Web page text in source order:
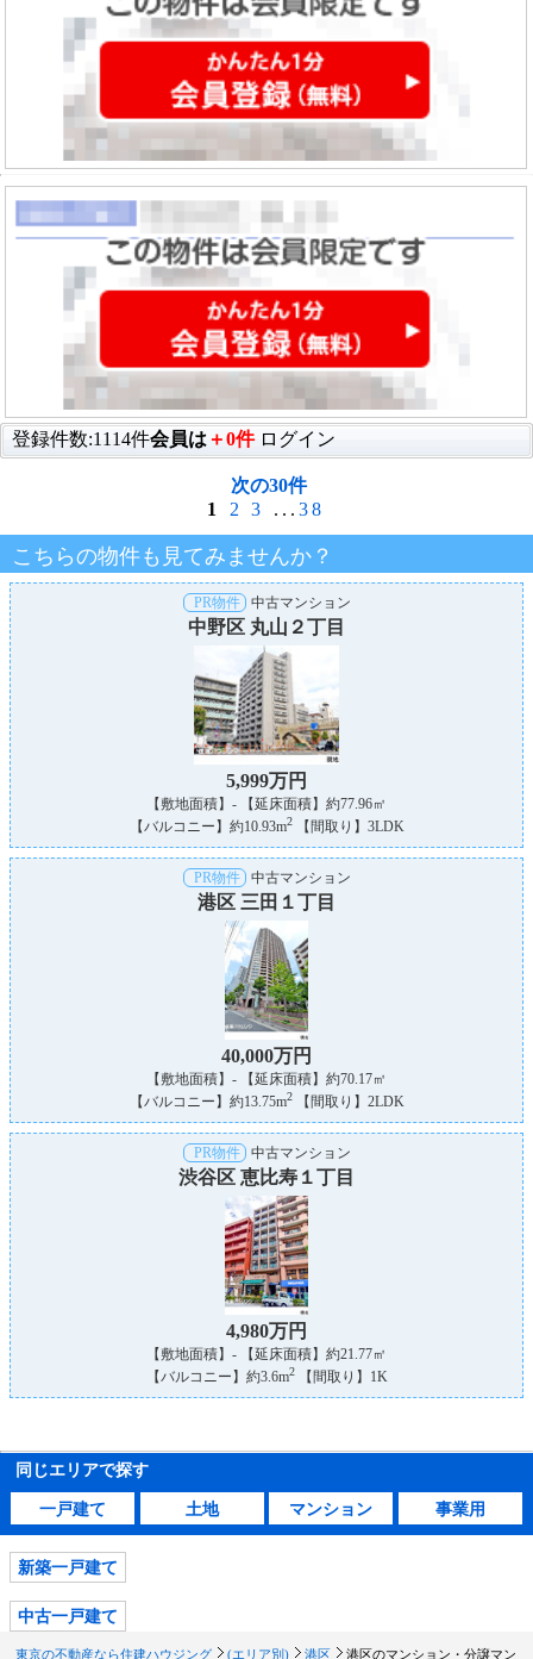
登録件数:1114件会員は ＋0件 ログイン
次の30件
1
2 3 ...38
こちらの物件も見てみませんか？
PR物件 中古マンション
中野区 丸山２丁目
5,999万円
【敷地面積】- 【延床面積】約77.96㎡
【バルコニー】約10.93m2【間取り】3LDK
PR物件 中古マンション
港区 三田１丁目
40,000万円
【敷地面積】- 【延床面積】約70.17㎡
【バルコニー】約13.75m2【間取り】2LDK
PR物件 中古マンション
渋谷区 恵比寿１丁目
4,980万円
【敷地面積】- 【延床面積】約21.77㎡
【バルコニー】約3.6m2【間取り】1K
同じエリアで探す
一戸建て 土地 マンション 事業用
新築一戸建て
中古一戸建て
東京の不動産なら住建ハウジング (エリア別) 港区 港区のマンション・分譲マン